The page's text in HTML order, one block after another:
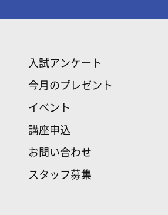
入試アンケート
今月のプレゼント
イベント
講座申込
お問い合わせ
スタッフ募集